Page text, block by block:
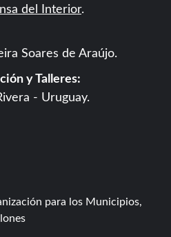
del Interior.
Soares de Araújo.
y Talleres:
- Uruguay.
para los Municipios,